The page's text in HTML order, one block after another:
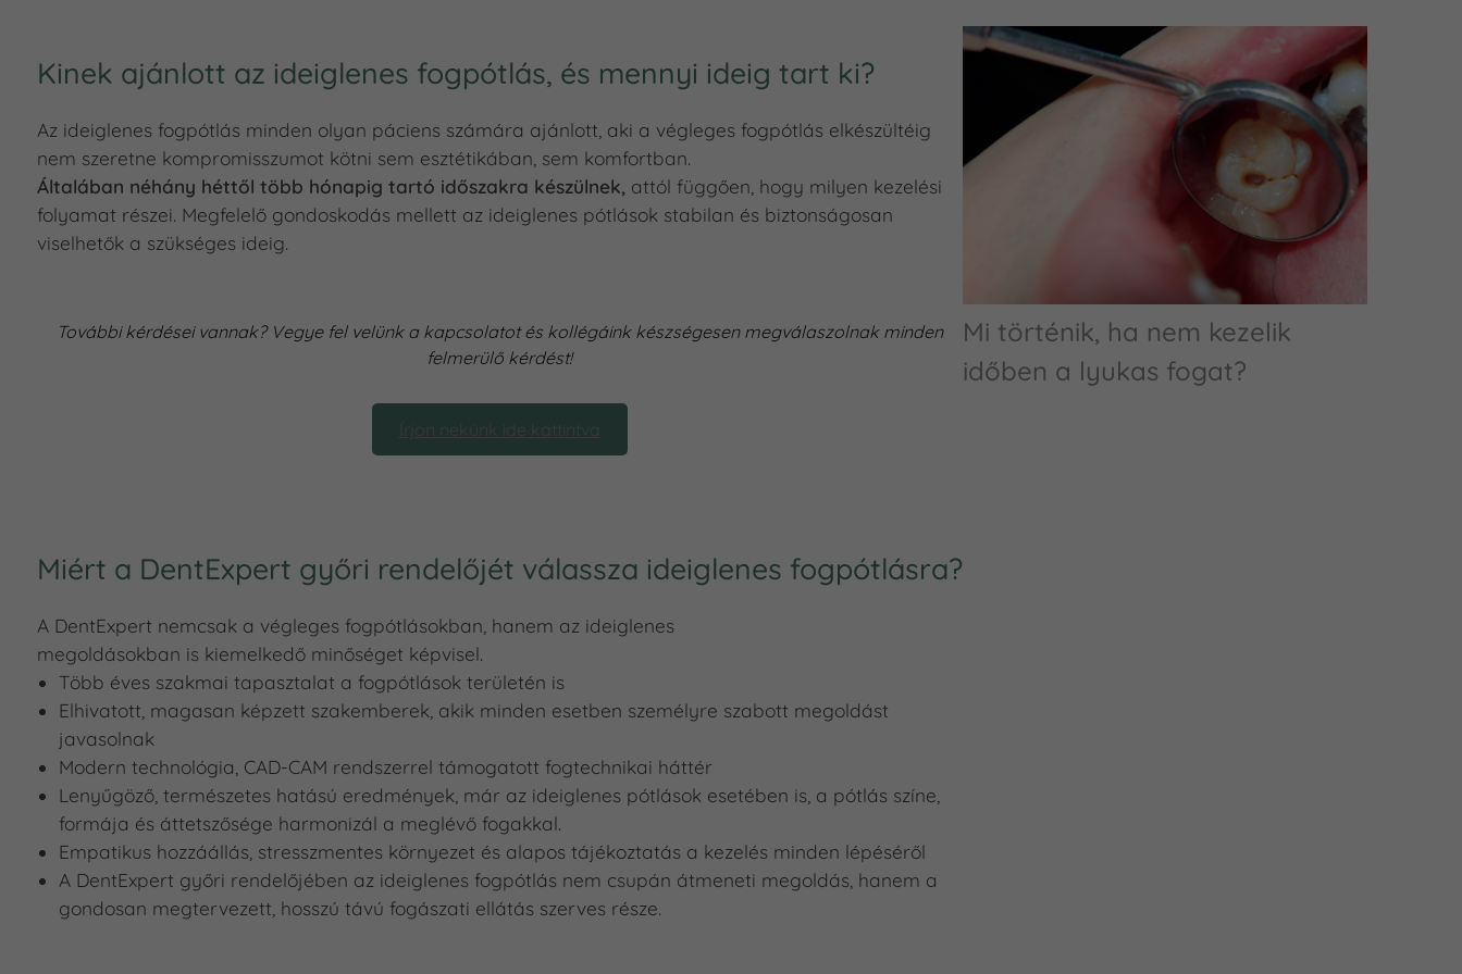
Kinek ajánlott az ideiglenes fogpótlás, és mennyi ideig tart ki?
Az ideiglenes fogpótlás minden olyan páciens számára ajánlott, aki a végleges fogpótlás elkészültéig
nem szeretne kompromisszumot kötni sem esztétikában, sem komfortban.
Általában néhány héttől több hónapig tartó időszakra készülnek, attól függően, hogy milyen kezelési
folyamat részei. Megfelelő gondoskodás mellett az ideiglenes pótlások stabilan és biztonságosan
viselhetők a szükséges ideig.
További kérdései vannak? Vegye fel velünk a kapcsolatot és kollégáink készségesen megválaszolnak minden
felmerülő kérdést!
Írjon nekünk ide kattintva
Miért a DentExpert győri rendelőjét válassza ideiglenes fogpótlásra?
A DentExpert nemcsak a végleges fogpótlásokban, hanem az ideiglenes
megoldásokban is kiemelkedő minőséget képvisel.
Több éves szakmai tapasztalat a fogpótlások területén is
Elhivatott, magasan képzett szakemberek, akik minden esetben személyre szabott megoldást
javasolnak
Modern technológia, CAD-CAM rendszerrel támogatott fogtechnikai háttér
Lenyűgöző, természetes hatású eredmények, már az ideiglenes pótlások esetében is, a pótlás színe,
formája és áttetszősége harmonizál a meglévő fogakkal.
Empatikus hozzáállás, stresszmentes környezet és alapos tájékoztatás a kezelés minden lépéséről
A DentExpert győri rendelőjében az ideiglenes fogpótlás nem csupán átmeneti megoldás, hanem a
gondosan megtervezett, hosszú távú fogászati ellátás szerves része.
Mi történik, ha nem kezelik
időben a lyukas fogat?